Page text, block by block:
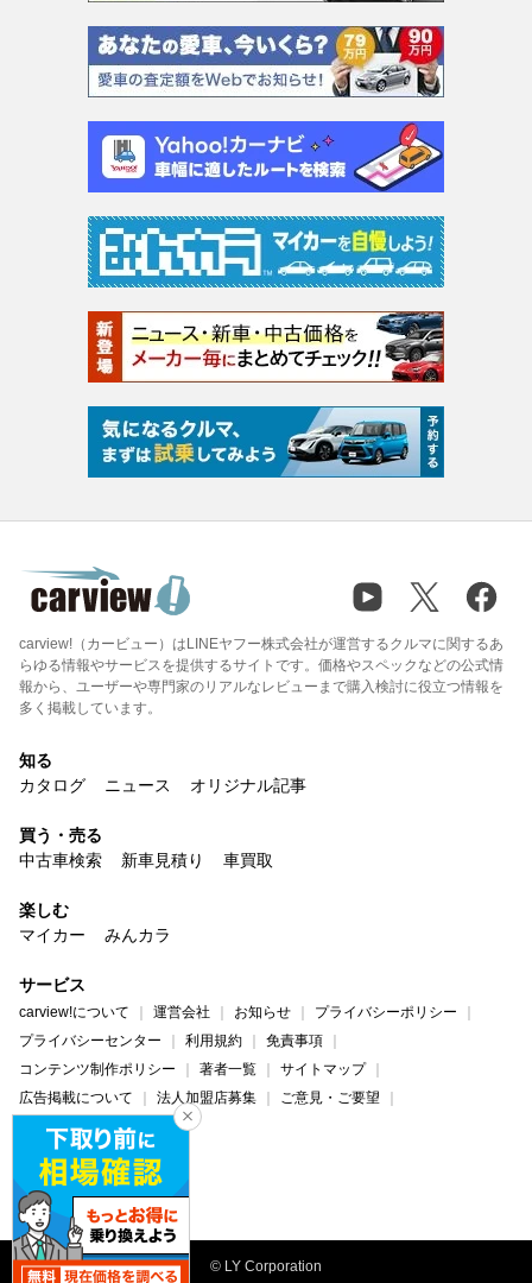
carview!（カービュー）はLINEヤフー株式会社が運営するクルマに関するあ
らゆる情報やサービスを提供するサイトです。価格やスペックなどの公式情
報から、ユーザーや専門家のリアルなレビューまで購入検討に役立つ情報を
多く掲載しています。
知る
カタログ
ニュース オリジナル記事
買う・売る
中古車検索
新車見積り 車買取
楽しむ
マイカー
みんカラ
サービス
carview!について 運営会社 お知らせ
プライバシーポリシー
プライバシーセンター
利用規約
免責事項
コンテンツ制作ポリシー
著者一覧
サイトマップ
広告掲載について
法人加盟店募集
ご意見・ご要望
ヘルプ・お問い合わせ
carview! Yahoo! JAPAN
© LY Corporation